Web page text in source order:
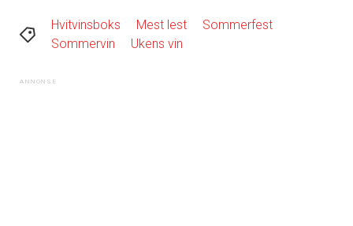
Hvitvinsboks Mest lest
Sommerfest
Sommervin
Ukens vin